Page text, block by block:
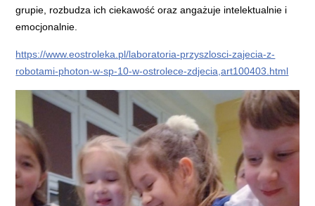
grupie, rozbudza ich ciekawość oraz angażuje intelektualnie i
emocjonalnie.
https://www.eostroleka.pl/laboratoria-przyszlosci-zajecia-z-
robotami-photon-w-sp-10-w-ostrolece-zdjecia,art100403.html